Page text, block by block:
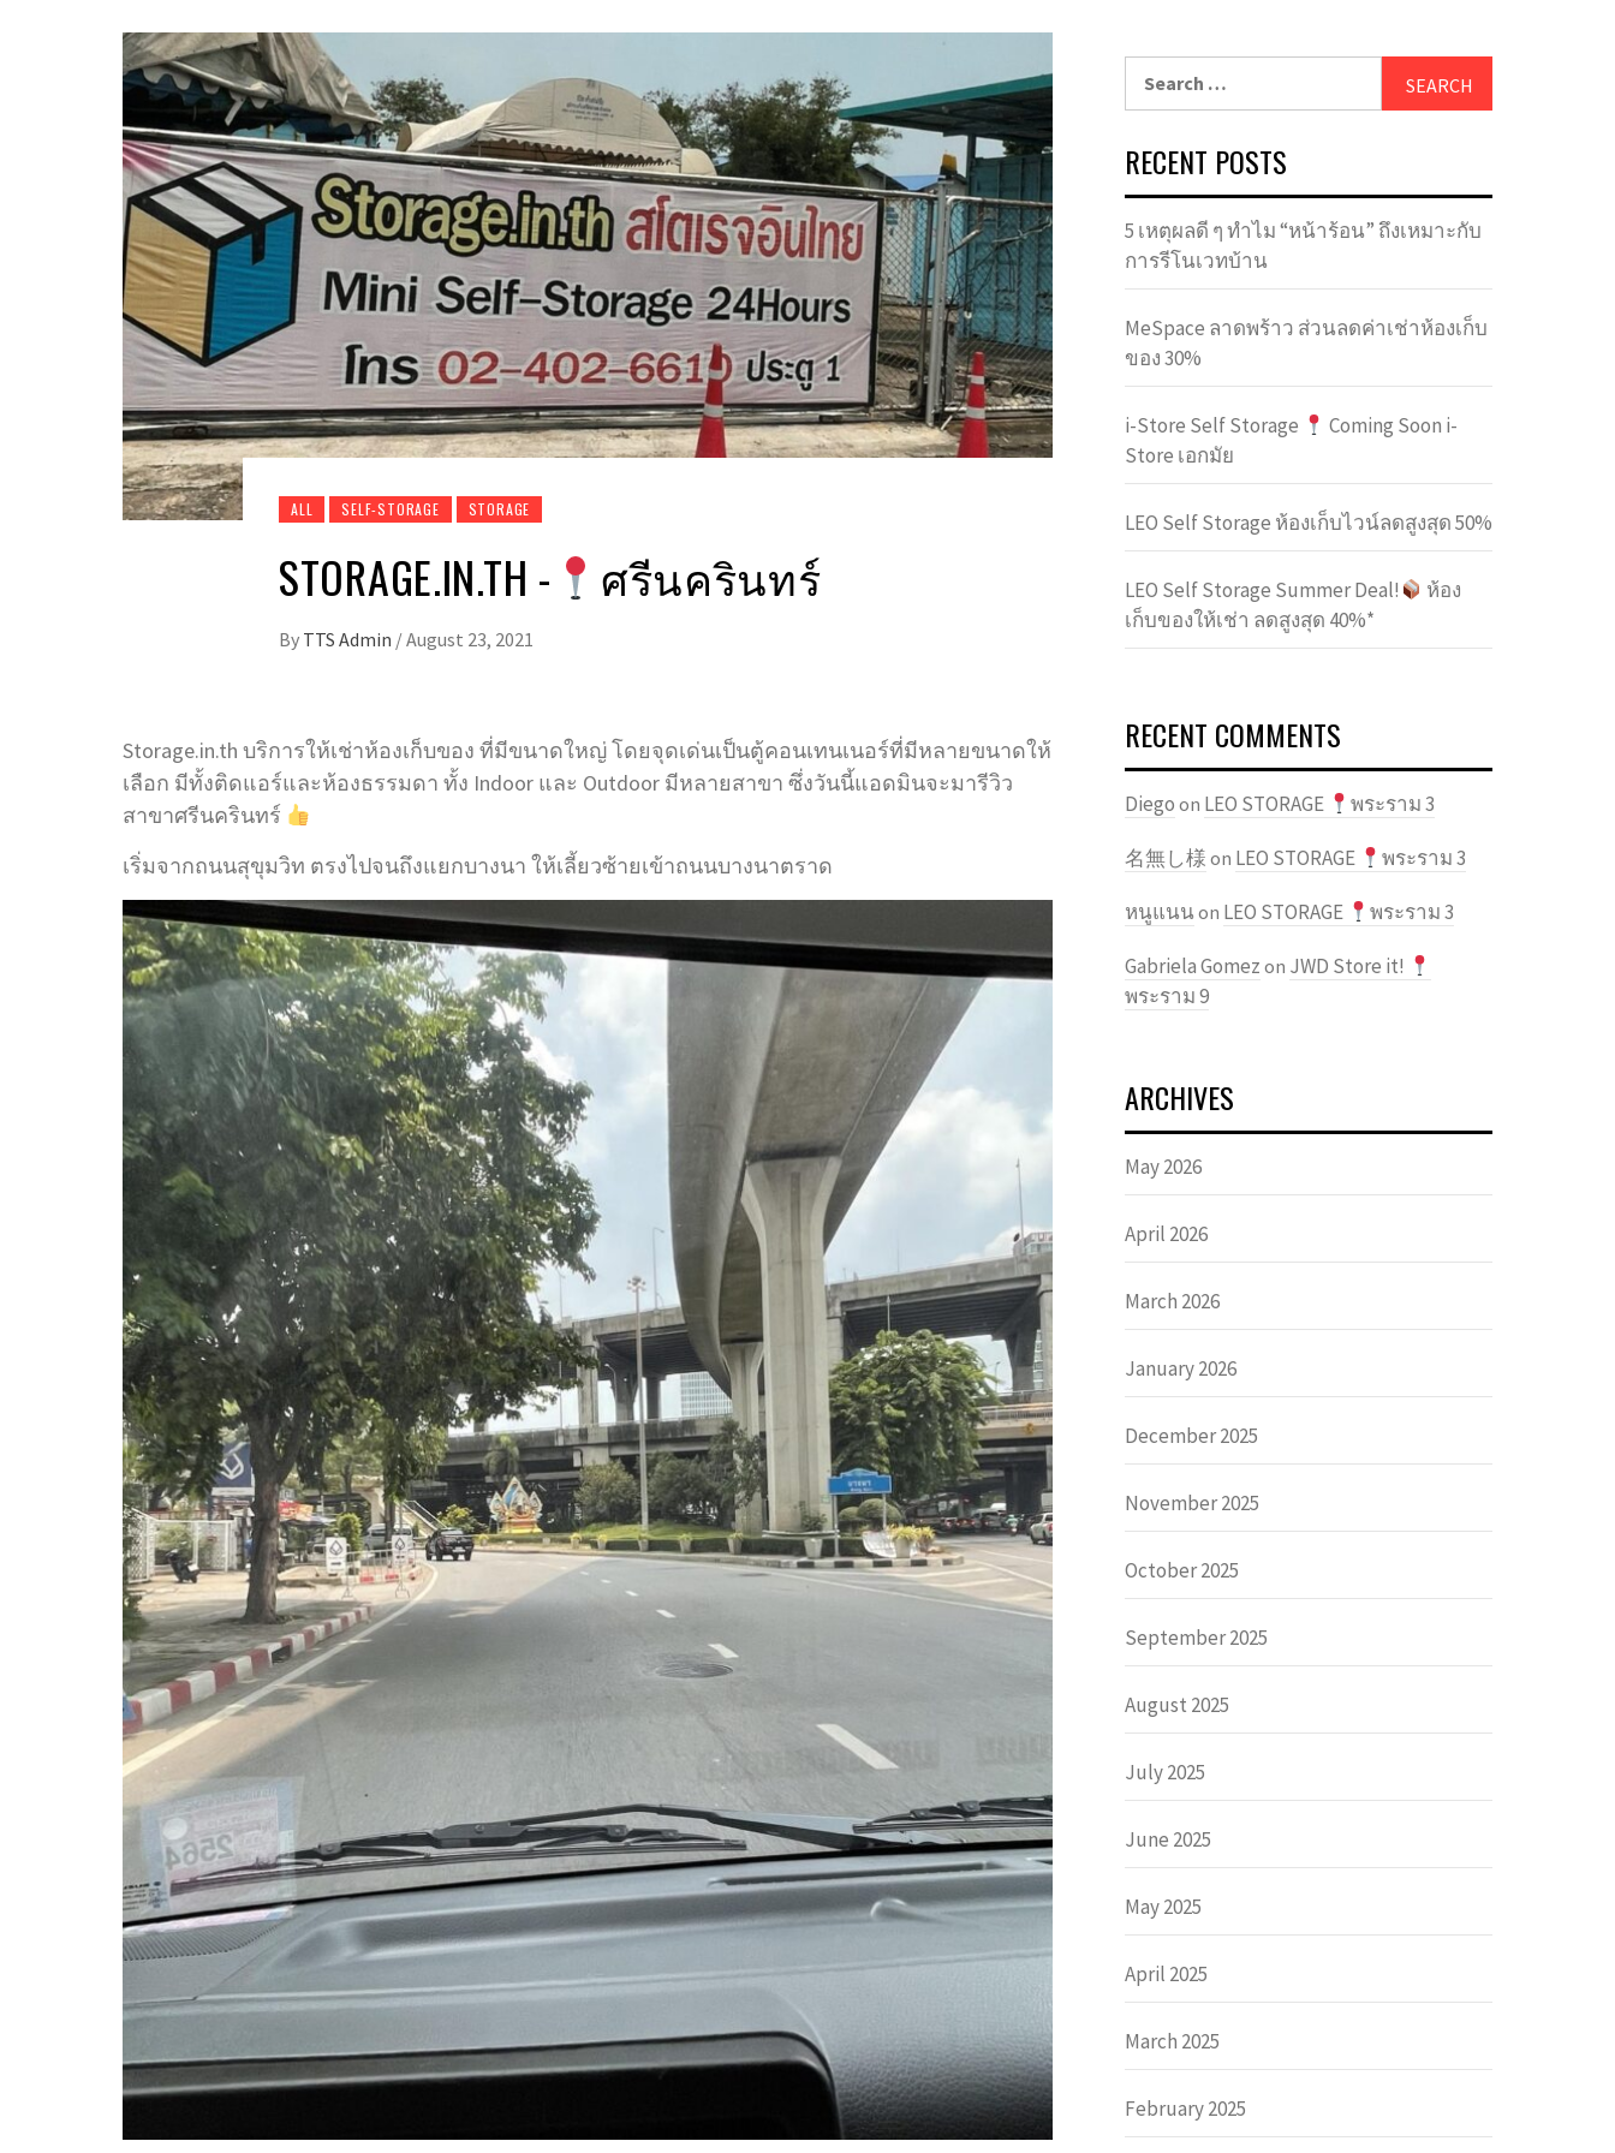
ALL SELF-STORAGE STORAGE
STORAGE.IN.TH - ศรีนครินทร์
By TTS Admin /August 23, 2021
Storage.in.th บริการให้เช่าห้องเก็บของ ที่มีขนาดใหญ่ โดยจุดเด่นเป็นตู้คอนเทนเนอร์ที่มีหลายขนาดให้
เลือก มีทั้งติดแอร์และห้องธรรมดา ทั้ง Indoor และ Outdoor มีหลายสาขา ซึ่งวันนี้แอดมินจะมารีวิว
สาขาศรีนครินทร์
เริ่มจากถนนสุขุมวิท ตรงไปจนถึงแยกบางนา ให้เลี้ยวซ้ายเข้าถนนบางนาตราด
RECENT POSTS
5 เหตุผลดี ๆ ทำไม “หน้าร้อน” ถึงเหมาะกับ
การรีโนเวทบ้าน
MeSpace ลาดพร้าว ส่วนลดค่าเช่าห้องเก็บ
ของ 30%
i-Store Self Storage
Coming Soon i-
Store เอกมัย
LEO Self Storage ห้องเก็บไวน์ลดสูงสุด 50%
LEO Self Storage Summer Deal!
ห้อง
เก็บของให้เช่า ลดสูงสุด 40%*
RECENT COMMENTS
Diego on LEO STORAGE พระราม 3
名無し様 on LEO STORAGE พระราม 3
หนูแนน on LEO STORAGE พระราม 3
Gabriela Gomez on JWD Store it!
พระราม 9
ARCHIVES
May 2026
April 2026
March 2026
January 2026
December 2025
November 2025
October 2025
September 2025
August 2025
July 2025
June 2025
May 2025
April 2025
March 2025
February 2025